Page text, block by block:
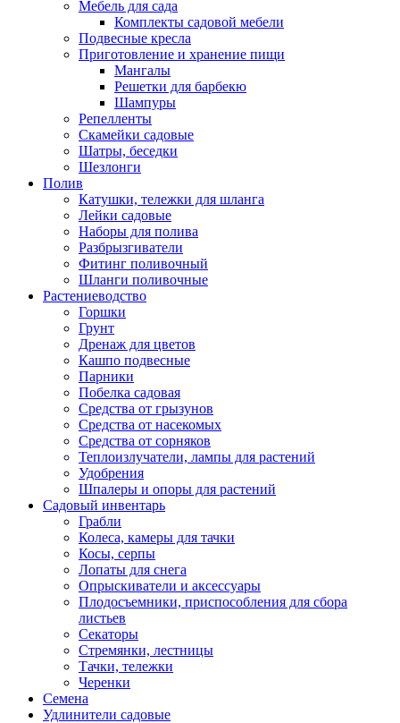
Мебель для сада
Комплекты садовой мебели
Подвесные кресла
Приготовление и хранение пищи
Мангалы
Решетки для барбекю
Шампуры
Репелленты
Скамейки садовые
Шатры, беседки
Шезлонги
Полив
Катушки, тележки для шланга
Лейки садовые
Наборы для полива
Разбрызгиватели
Фитинг поливочный
Шланги поливочные
Растениеводство
Горшки
Грунт
Дренаж для цветов
Кашпо подвесные
Парники
Побелка садовая
Средства от грызунов
Средства от насекомых
Средства от сорняков
Теплоизлучатели, лампы для растений
Удобрения
Шпалеры и опоры для растений
Садовый инвентарь
Грабли
Колеса, камеры для тачки
Косы, серпы
Лопаты для снега
Опрыскиватели и аксессуары
Плодосъемники, приспособления для сбора
листьев
Секаторы
Стремянки, лестницы
Тачки, тележки
Черенки
Семена
Удлинители садовые